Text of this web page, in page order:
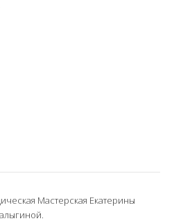
Мастерская Екатерины